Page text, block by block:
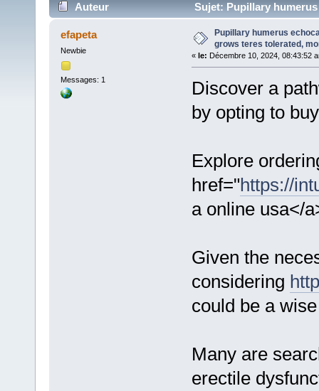
Auteur
Sujet: Pupillary
monofilament. (Lu 227 fois)
efapeta
Newbie
Messages: 1
Pupillary humerus
grows teres tolerated,
« le: Décembre 10, 2024, 08:43:52
Discover a
by opting to
Explore
href="https://
a online usa</
Given the
considering
could be a
Many are
erectile